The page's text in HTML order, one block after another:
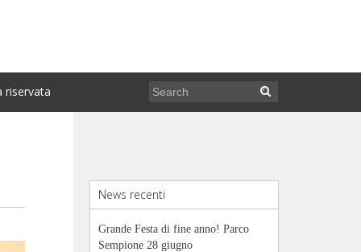
riservata
News recenti
Grande Festa di fine anno! Parco
Sempione 28 giugno